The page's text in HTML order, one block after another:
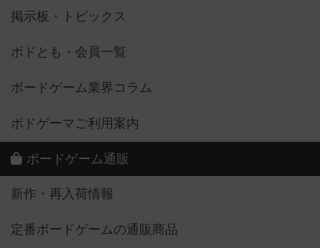
掲示板・トピックス
ボドとも・会員一覧
ボードゲーム業界コラム
ボドゲーマご利用案内
ボードゲーム通販
新作・再入荷情報
定番ボードゲームの通販商品